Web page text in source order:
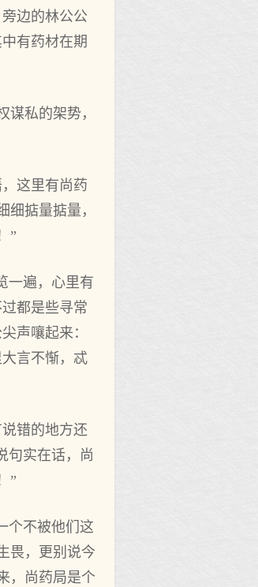
边的林公公
有药材在期
私的架势，
这里有尚药
掂量掂量，
”
一遍，心里有
都是些寻常
声嚷起来：
言不惭，忒
错的地方还
句实在话，尚
”
个不被他们这
畏，更别说今
，尚药局是个